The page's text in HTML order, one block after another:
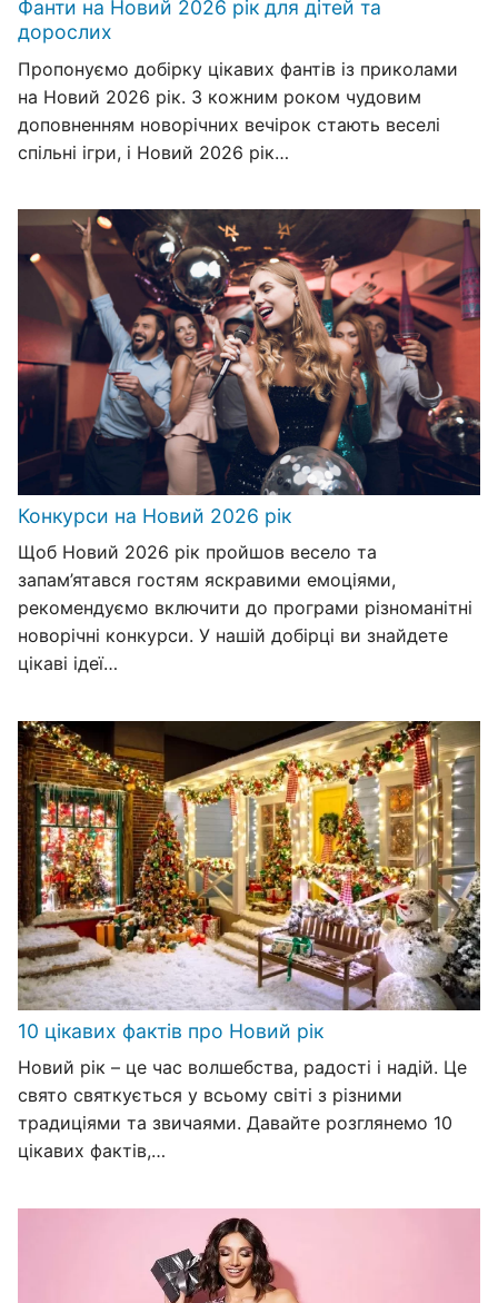
Фанти на Новий 2026 рік для дітей та
дорослих
Пропонуємо добірку цікавих фантів із приколами
на Новий 2026 рік. З кожним роком чудовим
доповненням новорічних вечірок стають веселі
спільні ігри, і Новий 2026 рік…
Конкурси на Новий 2026 рік
Щоб Новий 2026 рік пройшов весело та
запам’ятався гостям яскравими емоціями,
рекомендуємо включити до програми різноманітні
новорічні конкурси. У нашій добірці ви знайдете
цікаві ідеї…
10 цікавих фактів про Новий рік
Новий рік – це час волшебства, радості і надій. Це
свято святкується у всьому світі з різними
традиціями та звичаями. Давайте розглянемо 10
цікавих фактів,…